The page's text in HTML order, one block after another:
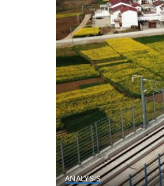
ANALYSIS